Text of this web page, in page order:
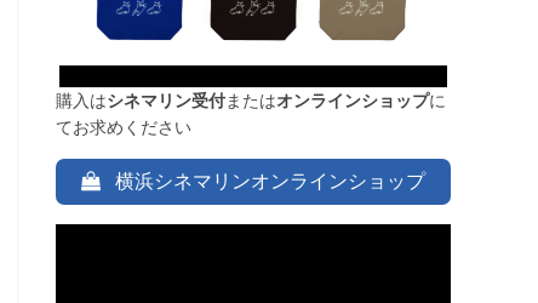
購入はシネマリン受付またはオンラインショップに
てお求めください
横浜シネマリンオンラインショップ